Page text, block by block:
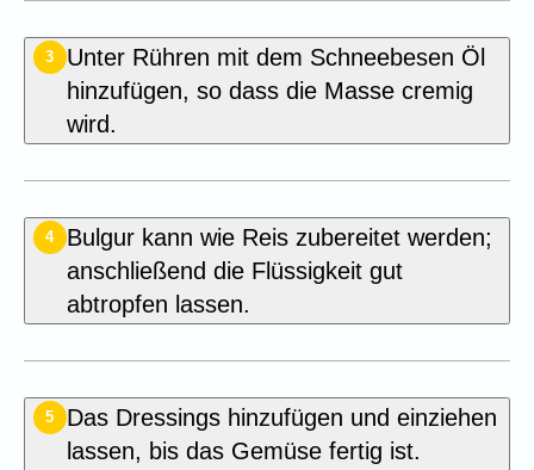
3
Unter Rühren mit dem Schneebesen Öl
hinzufügen, so dass die Masse cremig
wird.
4
Bulgur kann wie Reis zubereitet werden;
anschließend die Flüssigkeit gut
abtropfen lassen.
5
Das Dressings hinzufügen und einziehen
lassen, bis das Gemüse fertig ist.